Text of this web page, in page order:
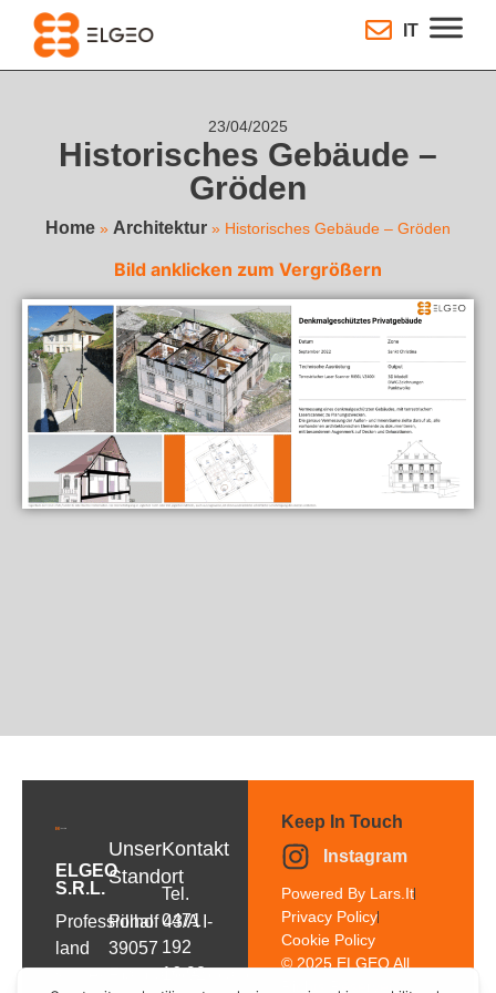
IT
23/04/2025
Historisches Gebäude –
Gröden
Home » Architektur » Historisches Gebäude – Gröden
Bild anklicken zum Vergrößern
ELGEO
S.r.l.
Professional
land
Unser
Standort
Pillhof 43/A I-
39057
Kontakt
Tel.
0471
192
16 92
Keep In Touch
Instagram
Powered By Lars.it
Privacy Policy
Cookie Policy
© 2025 ELGEO All